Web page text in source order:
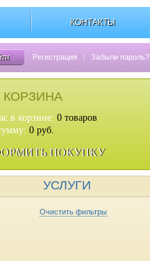
КОНТАКТЫ
Регистрация | Забыли пароль?
в корзине: 0 товаров
0 руб.
ПОКУПКУ
УСЛУГИ
Очистить фильтры